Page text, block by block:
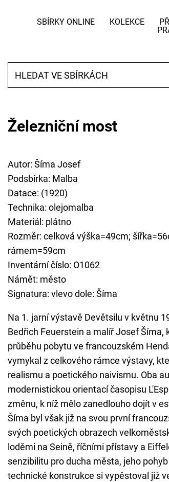
SBÍRKY ONLINE KOLEKCE
Železniční most
Autor: Šíma Josef
Podsbírka: Malba
Datace: (1920)
Technika: olejomalba
Materiál: plátno
Rozměr: celková výška=49cm;
rámem=59cm
Inventární číslo: O1062
Námět: město
Signatura: vlevo dole: Šíma
Na 1. jarní výstavě Devětsilu v květnu
Bedřich Feuerstein a malíř Josef
průběhu pobytu ve francouzském
vymykal z celkového rámce výstavy,
realismu a poetického naivismu. Oba
modernistickou orientací časopisu
změnu, k níž mělo zanedlouho dojít v
Šíma byl však již na svou první
svých poetických obrazech
loděmi na Seině, říčními přístavy a
senzibilitu pro ducha města, jeho
technické konstrukce si vypěstoval již